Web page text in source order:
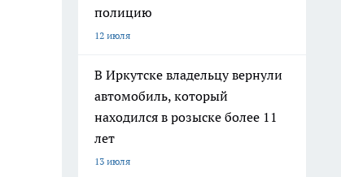
полицию
12 июля
В Иркутске владельцу вернули
автомобиль, который
находился в розыске более 11
лет
13 июля